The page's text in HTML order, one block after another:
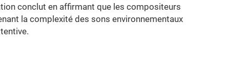
conclut en affirmant que les compositeurs
la complexité des sons environnementaux